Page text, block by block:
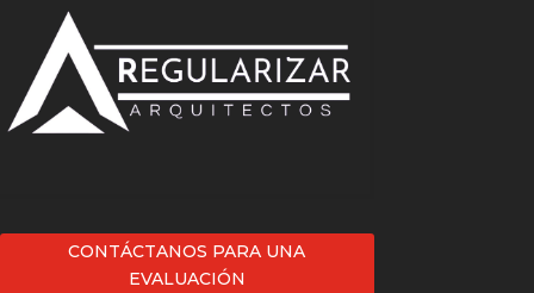
CONTÁCTANOS PARA UNA
EVALUACIÓN